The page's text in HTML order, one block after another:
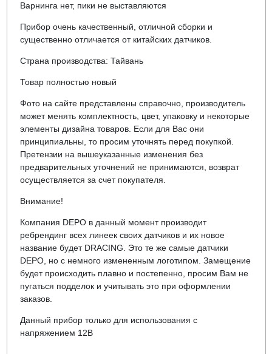
Варнинга нет, пики не выставляются
Прибор очень качественный, отличной сборки и
существенно отличается от китайских датчиков.
Страна производства: Тайвань
Товар полностью новый
Фото на сайте представлены справочно, производитель
может менять комплектность, цвет, упаковку и некоторые
элементы дизайна товаров. Если для Вас они
принципиальны, то просим уточнять перед покупкой.
Претензии на вышеуказанные изменения без
предварительных уточнений не принимаются, возврат
осуществляется за счет покупателя.
Внимание!
Компания DEPO в данный момент производит
ребрендинг всех линеек своих датчиков и их новое
название будет DRACING. Это те же самые датчики
DEPO, но с немного измененным логотипом. Замещение
будет происходить плавно и постепенно, просим Вам не
пугаться подделок и учитывать это при оформлении
заказов.
Данный прибор только для использования с
напряжением 12В